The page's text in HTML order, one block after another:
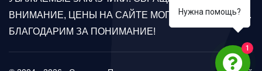
ВНИМАНИЕ, ЦЕНЫ НА САЙТЕ МОГУТ ОТЛИЧАТЬСЯ.
БЛАГОДАРИМ ЗА ПОНИМАНИЕ!
Нужна помощь?
1